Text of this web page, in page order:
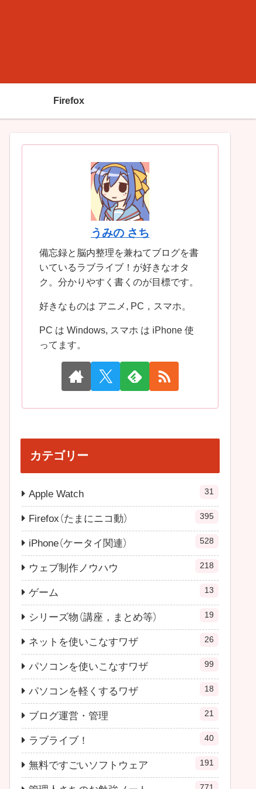
Firefox
うみの さち
備忘録と脳内整理を兼ねてブログを書
いているラブライブ！が好きなオタ
ク。分かりやすく書くのが目標です。
好きなものは アニメ, PC，スマホ。
PC は Windows, スマホ は iPhone 使
ってます。
カテゴリー
Apple Watch 31
Firefox（たまにニコ動） 395
iPhone（ケータイ関連） 528
ウェブ制作ノウハウ 218
ゲーム 13
シリーズ物（講座，まとめ等） 19
ネットを使いこなすワザ 26
パソコンを使いこなすワザ 99
パソコンを軽くするワザ 18
ブログ運営・管理 21
ラブライブ！ 40
無料ですごいソフトウェア 191